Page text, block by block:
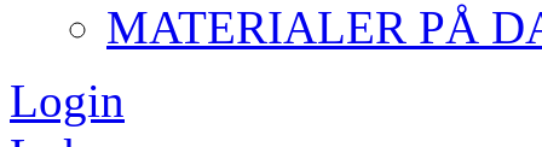
MATERIALER PÅ
Login